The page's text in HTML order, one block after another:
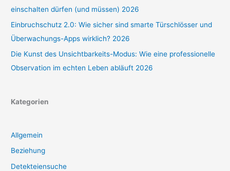
einschalten dürfen (und müssen) 2026
Einbruchschutz 2.0: Wie sicher sind smarte Türschlösser und
Überwachungs-Apps wirklich? 2026
Die Kunst des Unsichtbarkeits-Modus: Wie eine professionelle
Observation im echten Leben abläuft 2026
Kategorien
Allgemein
Beziehung
Detekteiensuche